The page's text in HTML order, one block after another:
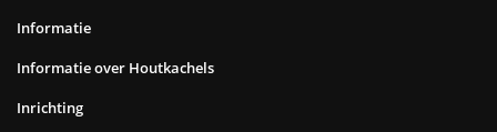
Informatie
Informatie over Houtkachels
Inrichting